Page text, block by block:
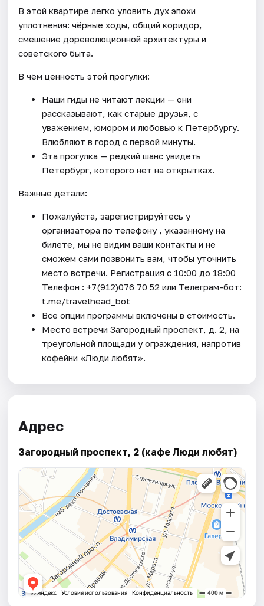
В этой квартире легко уловить дух эпохи
уплотнения: чёрные ходы, общий коридор,
смешение дореволюционной архитектуры и
советского быта.
В чём ценность этой прогулки:
Наши гиды не читают лекции — они
рассказывают, как старые друзья, с
уважением, юмором и любовью к Петербургу.
Влюбляют в город с первой минуты.
Эта прогулка — редкий шанс увидеть
Петербург, которого нет на открытках.
Важные детали:
Пожалуйста, зарегистрируйтесь у
организатора по телефону , указанному на
билете, мы не видим ваши контакты и не
сможем сами позвонить вам, чтобы уточнить
место встречи. Регистрация c 10:00 до 18:00
Телефон : +7(912)076 70 52 или Телеграм-бот:
t.me/travelhead_bot
Все опции программы включены в стоимость.
Место встречи Загородный проспект, д. 2, на
треугольной площади у ограждения, напротив
кофейни «Люди любят».
Адрес
Загородный проспект, 2 (кафе Люди любят)